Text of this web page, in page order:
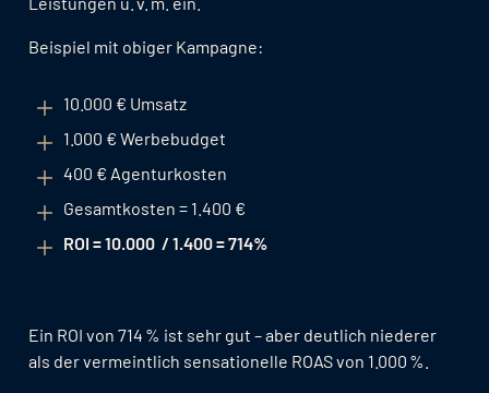
Beispiel mit obiger Kampagne:
10.000 € Umsatz
1.000 € Werbebudget
400 € Agenturkosten
Gesamtkosten = 1.400 €
ROI = 10.000 / 1.400 = 714%
Ein ROI von 714 % ist sehr gut – aber deutlich niederer
als der vermeintlich sensationelle ROAS von 1.000 %.